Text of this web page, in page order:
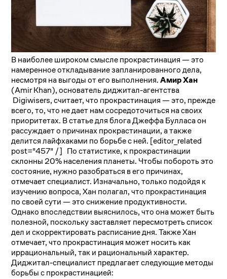
В наиболее широком смысле прокрастинация — это
намеренное откладывание запланированного дела,
несмотря на выгоды от его выполнения.Амир Хан
(Amir Khan), основатель диджитал-агентства
Digiwisers, считает, что прокрастинация — это, прежде
всего, то, что не дает нам сосредоточиться на своих
приоритетах. В статье для блога Джеффа Булласа он
рассуждает о причинах прокрастинации, а также
делится лайфхаками по борьбе с ней. [editor_related
post="457" /] По статистике, к прокрастинации
склонны 20% населения планеты. Чтобы побороть это
состояние, нужно разобраться в его причинах,
отмечает специалист. Изначально, только подойдя к
изучению вопроса, Хан полагал, что прокрастинация
по своей сути — это снижение продуктивности.
Однако впоследствии выяснилось, что она может быть
полезной, поскольку заставляет пересмотреть список
дел и скорректировать расписание дня. Также Хан
отмечает, что прокрастинация может носить как
иррациональный, так и рациональный характер.
Диджитал-специалист предлагает следующие методы
борьбы с прокрастинацией: